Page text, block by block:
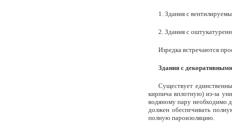
1. Здания с
2. Здания с
Изредка встречаются
Здания с
Существует
кирпича вплотную) из-за
водяному пару необходимо
должен обеспечивать
полную пароизоляцию.